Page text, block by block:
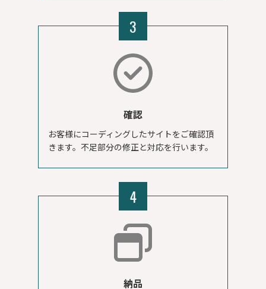
3
確認
お客様にコーディングしたサイトをご確認頂
きます。不足部分の修正と対応を行います。
4
納品